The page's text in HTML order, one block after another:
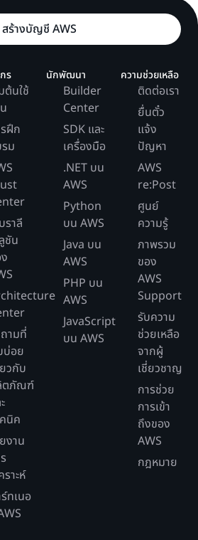
สร้างบัญชี AWS
ร
ต้นใช้
ฝึก
ม
ราลี
ชัน
ามที่
อย
วกับ
ตภัณฑ์
นิค
งาน
ราะห์
ทเนอ
นักพัฒนา
Builder
Center
SDK และ
เครื่องมือ
.NET บน
AWS
Python
บน AWS
Java บน
AWS
PHP บน
AWS
JavaScript
บน AWS
ความช่วยเหลือ
ติดต่อเรา
ยื่นตั๋ว
แจ้ง
ปัญหา
AWS
re:Post
ศูนย์
ความรู้
ภาพรวม
ของ
AWS
Support
รับความ
ช่วยเหลือ
จากผู้
เชี่ยวชาญ
การช่วย
การเข้า
ถึงของ
AWS
กฎหมาย